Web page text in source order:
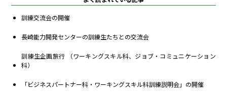
訓練交流会の開催
長崎能力開発センターの訓練生たちとの交流会
訓練生企画旅行 （ワーキングスキル科、ジョブ・コミュニケーション
科）
「ビジネスパートナー科・ワーキングスキル科訓練説明会」の開催